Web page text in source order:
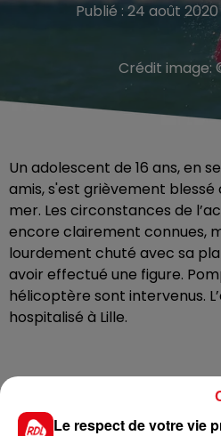
Publié : 24 août
Crédit image:
Un adolescent de 16 ans, en
amis, s'est grièvement
mer. Les circonstances de
encore clairement connues,
lourdement chuté avec sa
avoir effectué une figure.
hélicoptère sont intervenus.
hospitalisé à Lille.
FIL D'ACTUS
Le respect de votre vie